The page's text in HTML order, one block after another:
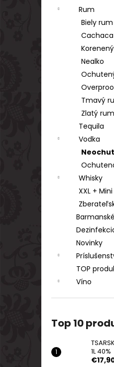
Rum
Biely rum
Cachaca
Nealko
Tmavý
Zlatý rum
Tequila
Vodka
Whisky
XXL + Mini
Novinky
TOP
Víno
Top 10
1L 40%